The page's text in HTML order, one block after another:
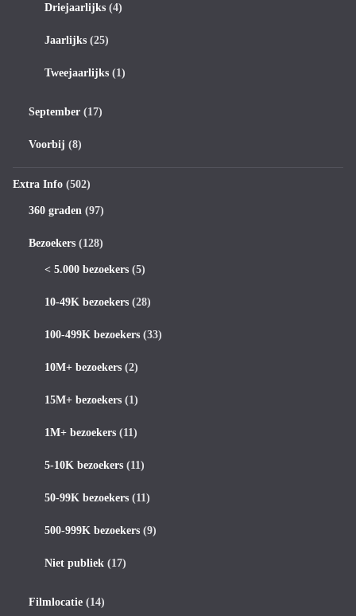
Driejaarlijks (4)
Jaarlijks (25)
Tweejaarlijks (1)
September (17)
Voorbij (8)
Extra Info (502)
360 graden (97)
Bezoekers (128)
< 5.000 bezoekers (5)
10-49K bezoekers (28)
100-499K bezoekers (33)
10M+ bezoekers (2)
15M+ bezoekers (1)
1M+ bezoekers (11)
5-10K bezoekers (11)
50-99K bezoekers (11)
500-999K bezoekers (9)
Niet publiek (17)
Filmlocatie (14)